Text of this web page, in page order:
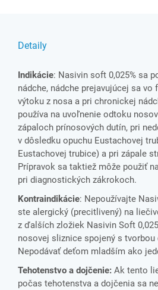
Detaily
Indikácie: Nasivin soft 0,025% sa
nádche, nádche prejavujúcej sa vo
výtoku z nosa a pri chronickej
používa na uvoľnenie odtoku
zápaloch prínosových dutín, pri
v dôsledku opuchu Eustachovej
Eustachovej trubice) a pri zápale
Prípravok sa taktiež môže použiť
pri diagnostických zákrokoch.
Kontraindikácie: Nepoužívajte
ste alergický (precitlivený) na
z ďalších zložiek Nasivin Soft
nosovej sliznice spojený s
Nepodávať deťom mladším ako
Tehotenstvo a dojčenie: Ak tento
počas tehotenstva a dojčenia sa